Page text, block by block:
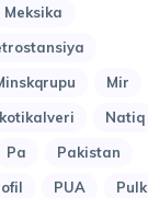
Meksika
Mir
Natiq
Pa
Pakistan
PUA
Pulk